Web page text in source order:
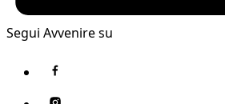
Segui Avvenire su